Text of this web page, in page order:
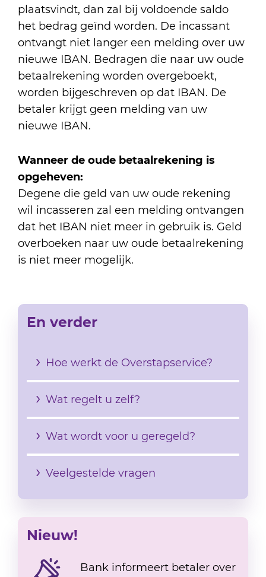
plaatsvindt, dan zal bij voldoende saldo
het bedrag geïnd worden. De incassant
ontvangt niet langer een melding over uw
nieuwe IBAN. Bedragen die naar uw oude
betaalrekening worden overgeboekt,
worden bijgeschreven op dat IBAN. De
betaler krijgt geen melding van uw
nieuwe IBAN.
Wanneer de oude betaalrekening is
opgeheven:
Degene die geld van uw oude rekening
wil incasseren zal een melding ontvangen
dat het IBAN niet meer in gebruik is. Geld
overboeken naar uw oude betaalrekening
is niet meer mogelijk.
En verder
Hoe werkt de Overstapservice?
Wat regelt u zelf?
Wat wordt voor u geregeld?
Veelgestelde vragen
Nieuw!
Bank informeert betaler over